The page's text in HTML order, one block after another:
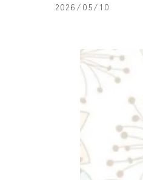
2026/05/10